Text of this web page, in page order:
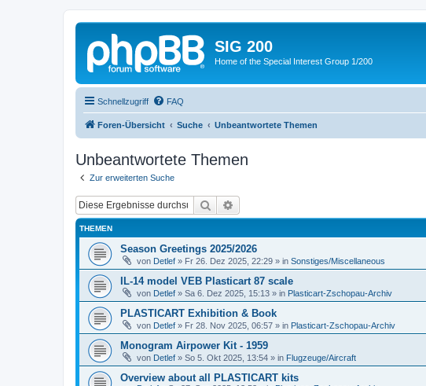
SIG 200
Home of the Special Interest Group 1/200
Schnellzugriff FAQ
Foren-Übersicht Suche Unbeantwortete Themen
Unbeantwortete Themen
Zur erweiterten Suche
Suche
THEMEN
Season Greetings 2025/2026
von Detlef » Fr 26. Dez 2025, 22:29 » in Sonstiges/Miscellaneous
IL-14 model VEB Plasticart 87 scale
von Detlef » Sa 6. Dez 2025, 15:13 » in Plasticart-Zschopau-Archiv
PLASTICART Exhibition & Book
von Detlef » Fr 28. Nov 2025, 06:57 » in Plasticart-Zschopau-Archiv
Monogram Airpower Kit - 1959
von Detlef » So 5. Okt 2025, 13:54 » in Flugzeuge/Aircraft
Overview about all PLASTICART kits